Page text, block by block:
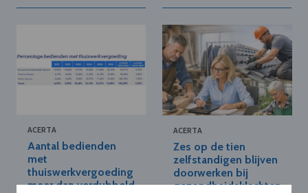
ACERTA
Aantal bedienden
met
thuiswerkvergoeding
meer dan verdubbeld
ACERTA
Zes op de tien
zelfstandigen blijven
doorwerken bij
gezondheidsklachten